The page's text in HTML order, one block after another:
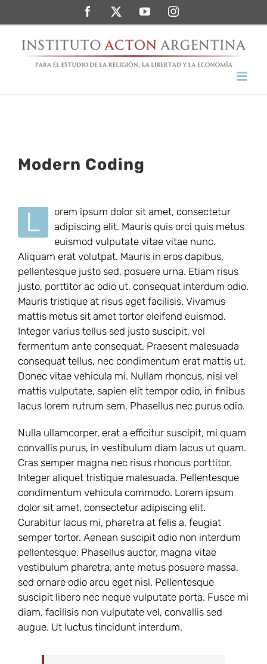
al
contenido
FacebookTwitterYouTubeInstagram
Modern Coding
imagen
grande
L
orem ipsum dolor sit amet, consectetur
adipiscing elit. Mauris quis orci quis metus
euismod vulputate vitae vitae nunc.
Aliquam erat volutpat. Mauris in eros dapibus,
pellentesque justo sed, posuere urna. Etiam risus
justo, porttitor ac odio ut, consequat interdum odio.
Mauris tristique at risus eget facilisis. Vivamus
mattis metus sit amet tortor eleifend euismod.
Integer varius tellus sed justo suscipit, vel
fermentum ante consequat. Praesent malesuada
consequat tellus, nec condimentum erat mattis ut.
Donec vitae vehicula mi. Nullam rhoncus, nisi vel
mattis vulputate, sapien elit tempor odio, in finibus
lacus lorem rutrum sem. Phasellus nec purus odio.
Nulla ullamcorper, erat a efficitur suscipit, mi quam
convallis purus, in vestibulum diam lacus ut quam.
Cras semper magna nec risus rhoncus porttitor.
Integer aliquet tristique malesuada. Pellentesque
condimentum vehicula commodo. Lorem ipsum
dolor sit amet, consectetur adipiscing elit.
Curabitur lacus mi, pharetra at felis a, feugiat
semper tortor. Aenean suscipit odio non interdum
pellentesque. Phasellus auctor, magna vitae
vestibulum pharetra, ante metus posuere massa,
sed ornare odio arcu eget nisl. Pellentesque
suscipit libero nec neque vulputate porta. Fusce mi
diam, facilisis non vulputate vel, convallis sed
augue. Ut luctus tincidunt interdum.